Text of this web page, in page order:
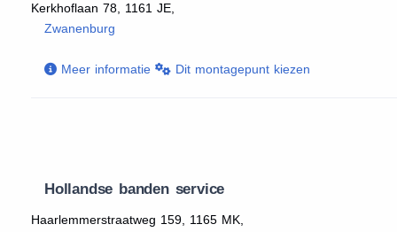
Kerkhoflaan 78, 1161 JE,
Zwanenburg
Meer informatie Dit montagepunt kiezen
Hollandse banden service
Haarlemmerstraatweg 159, 1165 MK,